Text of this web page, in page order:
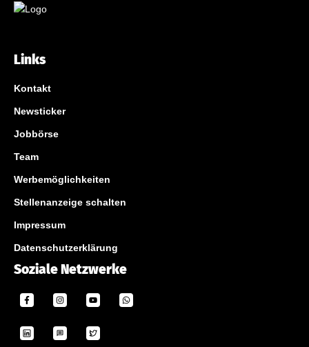
Links
Kontakt
Newsticker
Jobbörse
Team
Werbemöglichkeiten
Stellenanzeige schalten
Impressum
Datenschutzerklärung
Soziale Netzwerke